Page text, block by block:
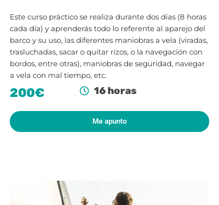
Este curso práctico se realiza durante dos días (8 horas
cada día) y aprenderás todo lo referente al aparejo del
barco y su uso, las diferentes maniobras a vela (viradas,
trasluchadas, sacar o quitar rizos, o la navegación con
bordos, entre otras), maniobras de seguridad, navegar
a vela con mal tiempo, etc.
16 horas
200€
Me apunto